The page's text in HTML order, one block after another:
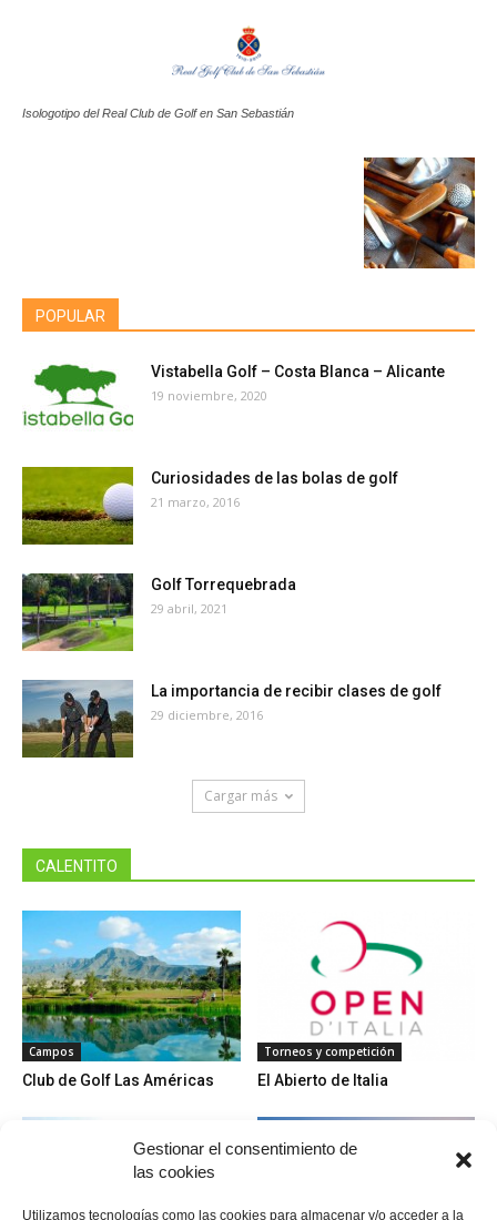
Gestionar el consentimiento de
las cookies
Utilizamos tecnologías como las cookies para almacenar y/o acceder a la
Isologotipo del Real Club de Golf en San Sebastián
POPULAR
Vistabella Golf – Costa Blanca – Alicante
19 noviembre, 2020
Curiosidades de las bolas de golf
21 marzo, 2016
Golf Torrequebrada
29 abril, 2021
La importancia de recibir clases de golf
29 diciembre, 2016
Cargar más
CALENTITO
Campos
Club de Golf Las Américas
Torneos y competición
El Abierto de Italia